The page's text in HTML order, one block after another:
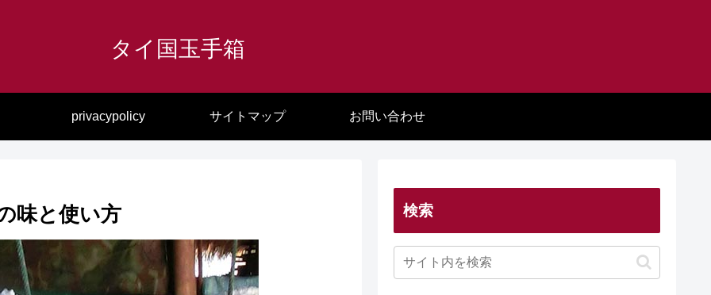
タイ国玉手箱
privacypolicy サイトマップ お問い合わせ
味と使い方 検索